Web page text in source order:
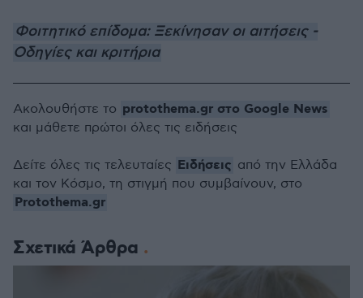
Φοιτητικό επίδομα: Ξεκίνησαν οι αιτήσεις -
Οδηγίες και κριτήρια
Σχετικά Άρθρα
Ακολουθήστε το protothema.gr στο Google News
και μάθετε πρώτοι όλες τις ειδήσεις
Δείτε όλες τις τελευταίες Ειδήσεις από την Ελλάδα
και τον Κόσμο, τη στιγμή που συμβαίνουν, στο
Protothema.gr